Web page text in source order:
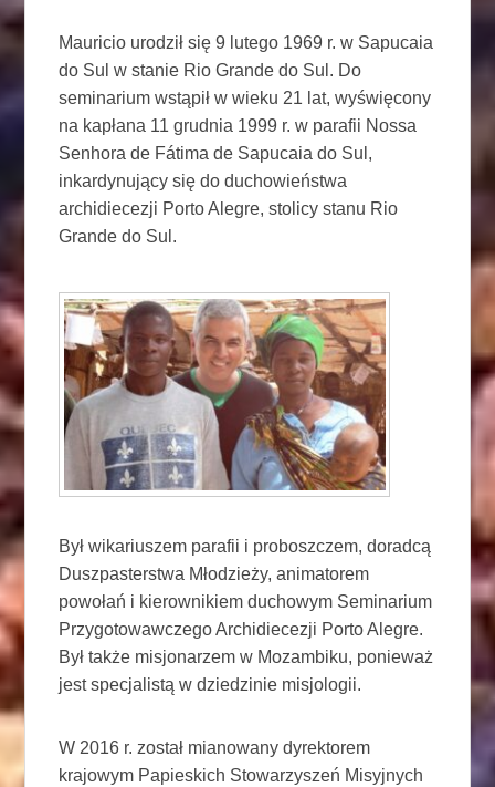
Mauricio urodził się 9 lutego 1969 r. w Sapucaia
do Sul w stanie Rio Grande do Sul. Do
seminarium wstąpił w wieku 21 lat, wyświęcony
na kapłana 11 grudnia 1999 r. w parafii Nossa
Senhora de Fátima de Sapucaia do Sul,
inkardynujący się do duchowieństwa
archidiecezji Porto Alegre, stolicy stanu Rio
Grande do Sul.
Był wikariuszem parafii i proboszczem, doradcą
Duszpasterstwa Młodzieży, animatorem
powołań i kierownikiem duchowym Seminarium
Przygotowawczego Archidiecezji Porto Alegre.
Był także misjonarzem w Mozambiku, ponieważ
jest specjalistą w dziedzinie misjologii.
W 2016 r. został mianowany dyrektorem
krajowym Papieskich Stowarzyszeń Misyjnych